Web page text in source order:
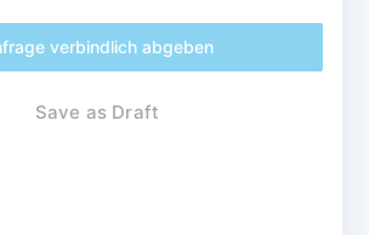
verbindlich abgeben
Save as Draft